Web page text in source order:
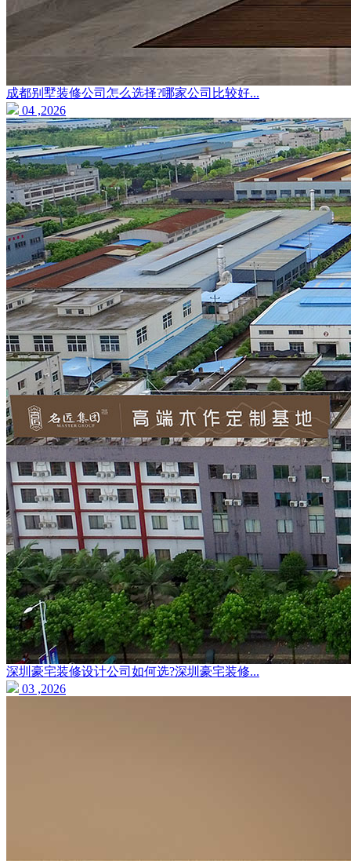
成都别墅装修公司怎么选择?哪家公司比较好...
04 ,2026
深圳豪宅装修设计公司如何选?深圳豪宅装修...
03 ,2026